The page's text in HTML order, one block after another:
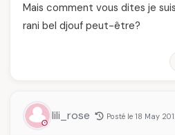
Mais comment vous dites je
rani bel djouf peut-être?
lili_rose Posté le 18 May